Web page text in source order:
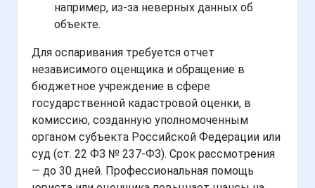
например, из-за неверных данных об
объекте.
Для оспаривания требуется отчет
независимого оценщика и обращение в
бюджетное учреждение в сфере
государственной кадастровой оценки, в
комиссию, созданную уполномоченным
органом субъекта Российской Федерации или
суд (ст. 22 ФЗ № 237-ФЗ). Срок рассмотрения
— до 30 дней. Профессиональная помощь